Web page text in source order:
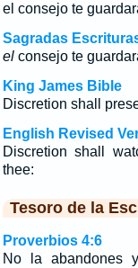
el consejo te
Sagradas
elconsejo te
King James Bible
Discretion shall
English Revised
Discretion shall
thee:
Tesoro de la
Proverbios 4:6
No la abandones